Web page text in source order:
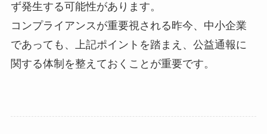
ず発生する可能性があります。
コンプライアンスが重要視される昨今、中小企業
であっても、上記ポイントを踏まえ、公益通報に
関する体制を整えておくことが重要です。